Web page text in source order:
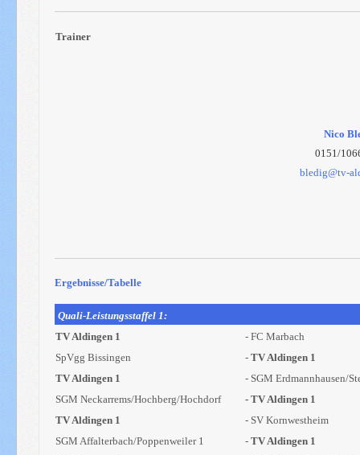
Trainer
Nico
0151/
bledig@tv-
Ergebnisse/Tabelle
Quali-Leistungsstaffel 1:
TV Aldingen 1
- FC Marbach
SpVgg Bissingen
-TV Aldingen 1
TV Aldingen 1
- SGM Erdmannhausen/
SGM Neckarrems/Hochberg/Hochdorf
- TV Aldingen 1
TV Aldingen 1
- SV Kornwestheim
SGM Affalterbach/Poppenweiler 1
- TV Aldingen 1